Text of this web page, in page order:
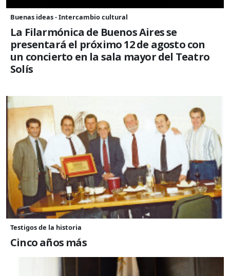
Buenas ideas - Intercambio cultural
La Filarmónica de Buenos Aires se
presentará el próximo 12 de agosto con
un concierto en la sala mayor del Teatro
Solís
Testigos de la historia
Cinco años más